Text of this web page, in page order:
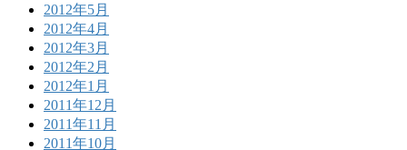
2012年5月
2012年4月
2012年3月
2012年2月
2012年1月
2011年12月
2011年11月
2011年10月